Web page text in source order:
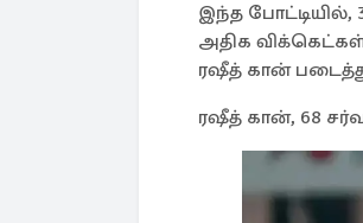
இந்த போட்டியில்,
அதிக
ரஷீத் கான்
ரஷீத் கான், 68